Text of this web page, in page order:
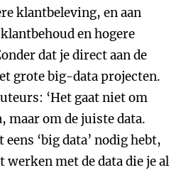
klantbeleving, en aan
en hogere
dat je direct aan de
grote big-data projecten.
‘Het gaat niet om
maar om de juiste data.
‘big data’ nodig hebt,
met de data die je al